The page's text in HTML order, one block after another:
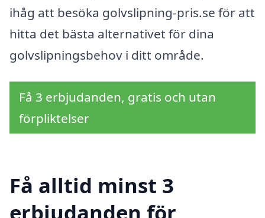
ihåg att besöka golvslipning-pris.se för att
hitta det bästa alternativet för dina
golvslipningsbehov i ditt område.
Få 3 erbjudanden, gratis och utan
förpliktelser
Få alltid minst 3